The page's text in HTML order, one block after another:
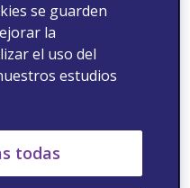
se guarden
la
el uso del
estudios
todas